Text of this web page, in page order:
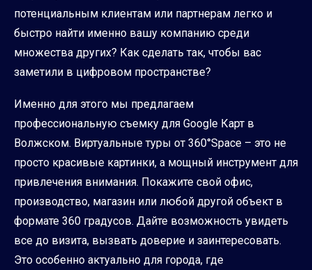
потенциальным клиентам или партнерам легко и
быстро найти именно вашу компанию среди
множества других? Как сделать так, чтобы вас
заметили в цифровом пространстве?
Именно для этого мы предлагаем
профессиональную съемку для Google Карт в
Волжском. Виртуальные туры от 360°Space – это не
просто красивые картинки, а мощный инструмент для
привлечения внимания. Покажите свой офис,
производство, магазин или любой другой объект в
формате 360 градусов. Дайте возможность увидеть
все до визита, вызвать доверие и заинтересовать.
Это особенно актуально для города, где